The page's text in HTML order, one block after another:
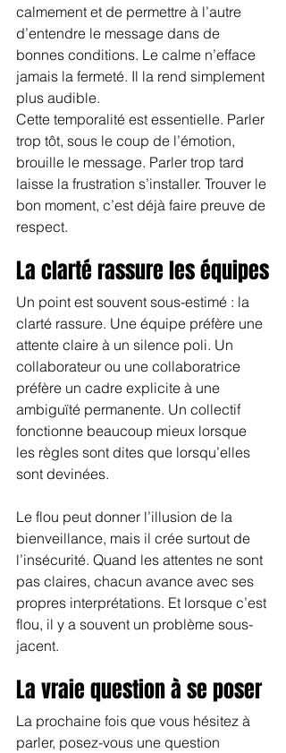
calmement et de permettre à l’autre
d’entendre le message dans de
bonnes conditions. Le calme n’efface
jamais la fermeté. Il la rend simplement
plus audible.
Cette temporalité est essentielle. Parler
trop tôt, sous le coup de l’émotion,
brouille le message. Parler trop tard
laisse la frustration s’installer. Trouver le
bon moment, c’est déjà faire preuve de
respect.
La clarté rassure les équipes
Un point est souvent sous-estimé : la
clarté rassure. Une équipe préfère une
attente claire à un silence poli. Un
collaborateur ou une collaboratrice
préfère un cadre explicite à une
ambiguïté permanente. Un collectif
fonctionne beaucoup mieux lorsque
les règles sont dites que lorsqu’elles
sont devinées.
Le flou peut donner l’illusion de la
bienveillance, mais il crée surtout de
l’insécurité. Quand les attentes ne sont
pas claires, chacun avance avec ses
propres interprétations. Et lorsque c’est
flou, il y a souvent un problème sous-
jacent.
La vraie question à se poser
La prochaine fois que vous hésitez à
parler, posez-vous une question